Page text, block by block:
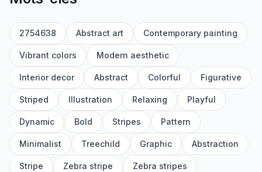
2754638 Abstract art Contemporary painting
Vibrant colors Modern aesthetic
Interior decor Abstract Colorful Figurative
Striped Illustration Relaxing Playful
Dynamic Bold Stripes Pattern
Minimalist Treechild Graphic Abstraction
Stripe Zebra stripe Zebra stripes